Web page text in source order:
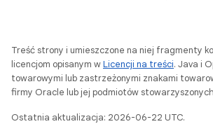
Treść strony i umieszczone na niej fragmenty
licencjom opisanym wLicencji na treści. Java i
towarowymi lub zastrzeżonymi znakami
firmy Oracle lub jej podmiotów
Ostatnia aktualizacja: 2026-06-22 UTC.